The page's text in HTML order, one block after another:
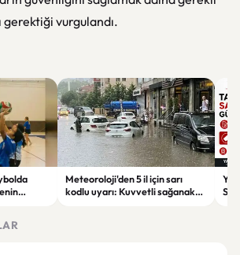
gerektiği vurgulandı.
Meteoroloji'den 5 il için sarı
kodlu uyarı: Kuvvetli sağanak